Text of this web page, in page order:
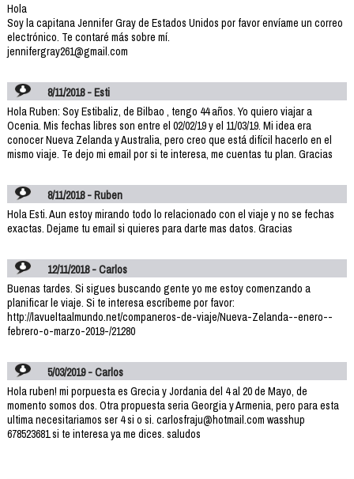
Hola
Soy la capitana Jennifer Gray de Estados Unidos por favor envíame un correo
electrónico. Te contaré más sobre mí.
jennifergray261@gmail.com
8/11/2018 - Esti
Hola Ruben: Soy Estibaliz, de Bilbao , tengo 44 años. Yo quiero viajar a
Ocenia. Mis fechas libres son entre el 02/02/19 y el 11/03/19. Mi idea era
conocer Nueva Zelanda y Australia, pero creo que está difícil hacerlo en el
mismo viaje. Te dejo mi email por si te interesa, me cuentas tu plan. Gracias
8/11/2018 - Ruben
Hola Esti. Aun estoy mirando todo lo relacionado con el viaje y no se fechas
exactas. Dejame tu email si quieres para darte mas datos. Gracias
12/11/2018 - Carlos
Buenas tardes. Si sigues buscando gente yo me estoy comenzando a
planificar le viaje. Si te interesa escríbeme por favor:
http://lavueltaalmundo.net/companeros-de-viaje/Nueva-Zelanda--enero--
febrero-o-marzo-2019-/21280
5/03/2019 - Carlos
Hola ruben! mi porpuesta es Grecia y Jordania del 4 al 20 de Mayo, de
momento somos dos. Otra propuesta seria Georgia y Armenia, pero para esta
ultima necesitariamos ser 4 si o si. carlosfraju@hotmail.com wasshup
678523681 si te interesa ya me dices. saludos